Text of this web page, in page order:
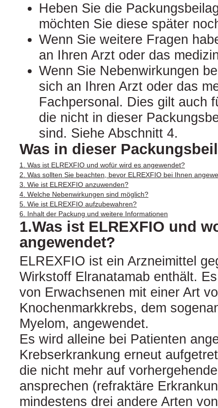
Heben Sie die
möchten Sie diese später
Wenn Sie weitere Fragen
an Ihren Arzt oder das
Wenn Sie Nebenwirkungen
sich an Ihren Arzt oder das
Fachpersonal. Dies gilt auch
die nicht in dieser
sind. Siehe Abschnitt 4.
Was in dieser
1. Was ist ELREXFIO und wofür wird es angewendet?
2. Was sollten Sie beachten, bevor ELREXFIO bei Ihnen
3. Wie ist ELREXFIO anzuwenden?
4. Welche Nebenwirkungen sind möglich?
5. Wie ist ELREXFIO aufzubewahren?
6. Inhalt der Packung und weitere Informationen
1.Was ist ELREXFIO und
angewendet?
ELREXFIO ist ein Arzneimittel
Wirkstoff Elranatamab enthält.
von Erwachsenen mit einer Art
Knochenmarkkrebs, dem
Myelom, angewendet.
Es wird alleine bei Patienten
Krebserkrankung erneut
die nicht mehr auf
ansprechen (refraktäre
mindestens drei andere Arten